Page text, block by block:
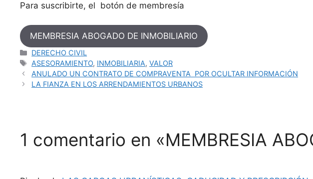
Para suscribirte, el botón de membresía
MEMBRESIA ABOGADO DE INMOBILIARIO
Categorías
DERECHO CIVIL
Etiquetas
ASESORAMIENTO, INMOBILIARIA,VALOR
ANULADO UN CONTRATO DE COMPRAVENTA POR OCULTAR INFORMACIÓN
LA FIANZA EN LOS ARRENDAMIENTOS URBANOS
1 comentario en «MEMBRESIA